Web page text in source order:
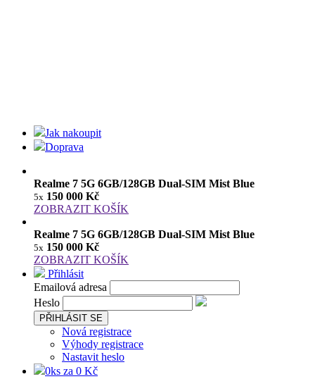
Jak nakoupit
Doprava
Realme 7 5G 6GB/128GB Dual-SIM Mist Blue
5x 150 000 Kč
ZOBRAZIT KOŠÍK
Realme 7 5G 6GB/128GB Dual-SIM Mist Blue
5x 150 000 Kč
ZOBRAZIT KOŠÍK
Přihlásit
Emailová adresa
Heslo
PŘIHLÁSIT SE
Nová registrace
Výhody registrace
Nastavit heslo
0ks za 0 Kč